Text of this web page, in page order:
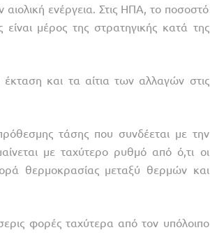
ενέργεια. Στις ΗΠΑ, το ποσοστό
μέρος της στρατηγικής κατά της
έκταση και τα αίτια των αλλαγών στις
τάσης που συνδέεται με την
με ταχύτερο ρυθμό από ό,τι οι
θερμοκρασίας μεταξύ θερμών και
φορές ταχύτερα από τον υπόλοιπο